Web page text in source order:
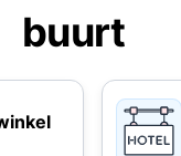
buurt